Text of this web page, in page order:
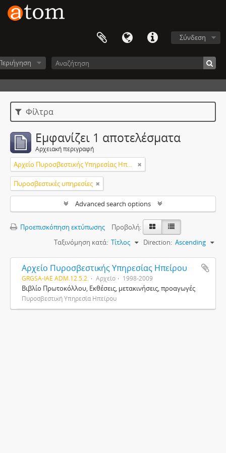
Σύνδεση
Φίλτρα
Εμφανίζει 1 αποτελέσματα
Αρχειακή περιγραφή
Αρχείο Πυροσβεστικής Υπηρεσίας Ηπείρου
Πυροσβεστικές υπηρεσίες
Advanced search options
Προεπισκόπηση εκτύπωσης
Προβολή:
Ταξινόμηση κατά: Τίτλος Direction: Ascending
Αρχείο Πυροσβεστικής Υπηρεσίας Ηπείρου
GRGSA-IAE ADM.12.5.2. Αρχείο 1998-2009
Βιβλίο Πρωτοκόλλου, Εκθέσεις, μετακινήσεις, προαγωγές
Πυροσβεστική Υπηρεσία Ηπείρου